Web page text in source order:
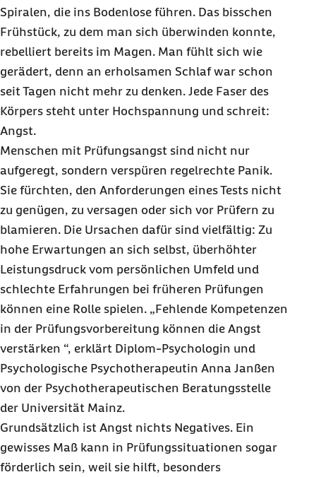
Spiralen, die ins Bodenlose führen. Das bisschen
Frühstück, zu dem man sich überwinden konnte,
rebelliert bereits im Magen. Man fühlt sich wie
gerädert, denn an erholsamen Schlaf war schon
seit Tagen nicht mehr zu denken. Jede Faser des
Körpers steht unter Hochspannung und schreit:
Angst.
Menschen mit Prüfungsangst sind nicht nur
aufgeregt, sondern verspüren regelrechte Panik.
Sie fürchten, den Anforderungen eines Tests nicht
zu genügen, zu versagen oder sich vor Prüfern zu
blamieren. Die Ursachen dafür sind vielfältig: Zu
hohe Erwartungen an sich selbst, überhöhter
Leistungsdruck vom persönlichen Umfeld und
schlechte Erfahrungen bei früheren Prüfungen
können eine Rolle spielen. „Fehlende Kompetenzen
in der Prüfungsvorbereitung können die Angst
verstärken “, erklärt Diplom-Psychologin und
Psychologische Psychotherapeutin Anna Janßen
von der Psychotherapeutischen Beratungsstelle
der Universität Mainz.
Grundsätzlich ist Angst nichts Negatives. Ein
gewisses Maß kann in Prüfungssituationen sogar
förderlich sein, weil sie hilft, besonders